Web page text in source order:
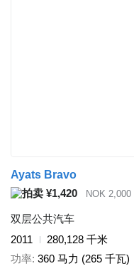
Ayats Bravo
¥1,420
NOK 2,000
双层公共汽车
2011
280,128 千米
功率 360 马力 (265 千瓦)